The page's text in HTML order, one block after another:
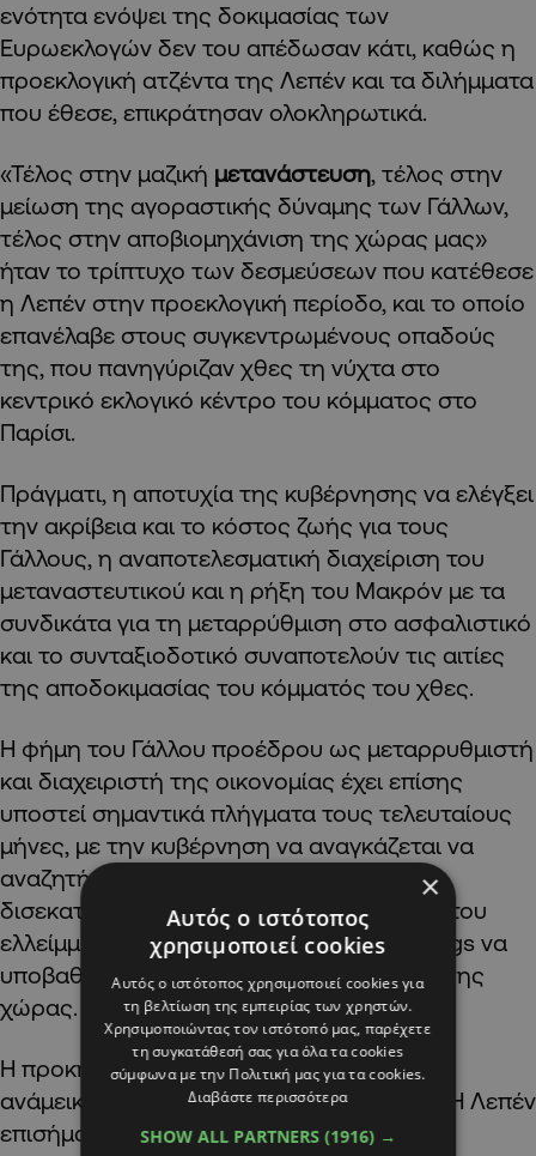
ενότητα ενόψει της δοκιμασίας των
Ευρωεκλογών δεν του απέδωσαν κάτι, καθώς η
προεκλογική ατζέντα της Λεπέν και τα διλήμματα
που έθεσε, επικράτησαν ολοκληρωτικά.
«Τέλος στην μαζική μετανάστευση, τέλος στην
μείωση της αγοραστικής δύναμης των Γάλλων,
τέλος στην αποβιομηχάνιση της χώρας μας»
ήταν το τρίπτυχο των δεσμεύσεων που κατέθεσε
η Λεπέν στην προεκλογική περίοδο, και το οποίο
επανέλαβε στους συγκεντρωμένους οπαδούς
της, που πανηγύριζαν χθες τη νύχτα στο
κεντρικό εκλογικό κέντρο του κόμματος στο
Παρίσι.
Πράγματι, η αποτυχία της κυβέρνησης να ελέγξει
την ακρίβεια και το κόστος ζωής για τους
Γάλλους, η αναποτελεσματική διαχείριση του
μεταναστευτικού και η ρήξη του Μακρόν με τα
συνδικάτα για τη μεταρρύθμιση στο ασφαλιστικό
και το συνταξιοδοτικό συναποτελούν τις αιτίες
της αποδοκιμασίας του κόμματός του χθες.
Η φήμη του Γάλλου προέδρου ως μεταρρυθμιστή
και διαχειριστή της οικονομίας έχει επίσης
υποστεί σημαντικά πλήγματα τους τελευταίους
μήνες, με την κυβέρνηση να αναγκάζεται να
αναζητήσει εξοικονόμηση δεκάδων
δισεκατομμυρίων ευρώ μετά την αύξηση του
ελλείμματός της και την S&P Global Ratings να
υποβαθμίζει την πιστοληπτική ικανότητα της
χώρας.
Η προκήρυξη των εκλογών έγινε δεκτή με
ανάμεικτες αντιδράσεις από τα κόμματα. Η Λεπέν
επισήμανε πως αφού «οι Ευρωεκλογές
×
Αυτός ο ιστότοπος
χρησιμοποιεί cookies
Αυτός ο ιστότοπος χρησιμοποιεί cookies για
τη βελτίωση της εμπειρίας των χρηστών.
Χρησιμοποιώντας τον ιστότοπό μας, παρέχετε
τη συγκατάθεσή σας για όλα τα cookies
σύμφωνα με την Πολιτική μας για τα cookies.
Διαβάστε περισσότερα
SHOW ALL PARTNERS (1916) →